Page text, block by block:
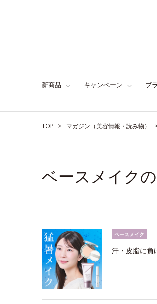
新商品 キャンペーン ブ
TOP マガジン（美容情報・読み物）
ベースメイク
ベースメイク
汗・皮脂に負